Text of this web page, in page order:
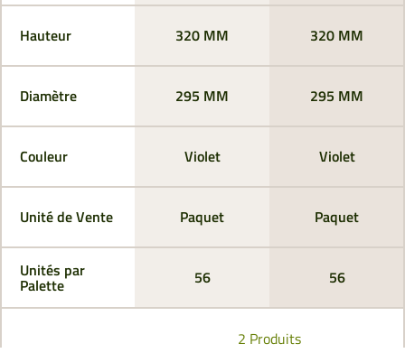
Hauteur
Diamètre
Couleur
Unité de Vente
Unités par
Palette
320 MM 320 MM
295 MM 295 MM
Violet Violet
Paquet Paquet
56 56
2 Produits